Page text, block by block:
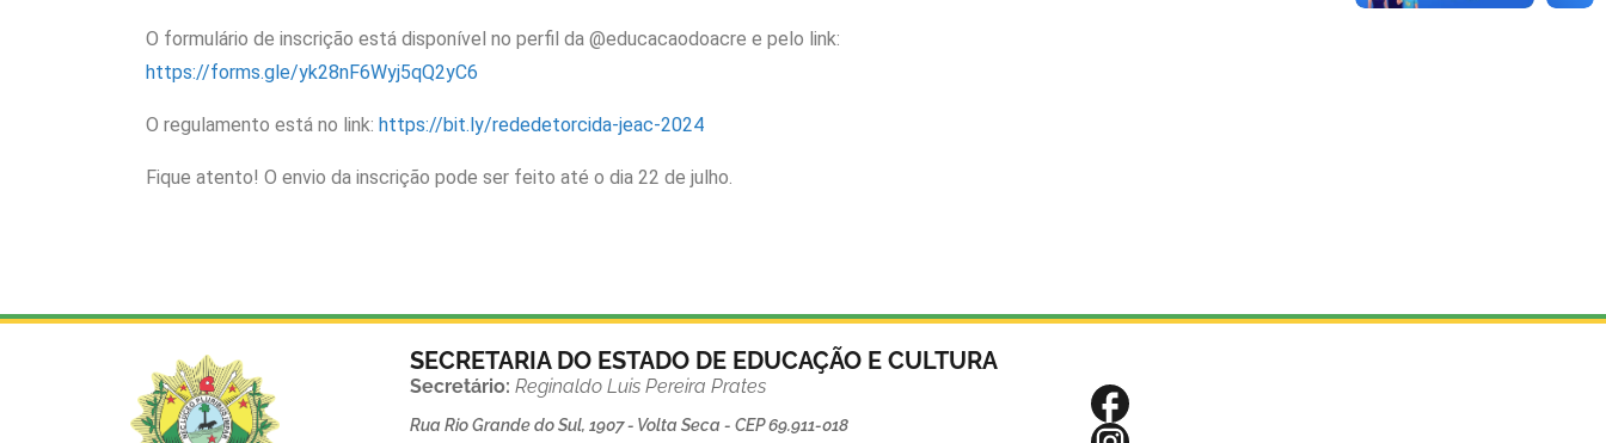
O formulário de inscrição está disponível no perfil da @educacaodoacre e pelo link:
https://forms.gle/yk28nF6Wyj5qQ2yC6
O regulamento está no link: https://bit.ly/rededetorcida-jeac-2024
Fique atento! O envio da inscrição pode ser feito até o dia 22 de julho.
SECRETARIA DO ESTADO DE EDUCAÇÃO E CULTURA
Secretário:Reginaldo Luis Pereira Prates
Rua Rio Grande do Sul, 1907 - Volta Seca - CEP 69.911-018